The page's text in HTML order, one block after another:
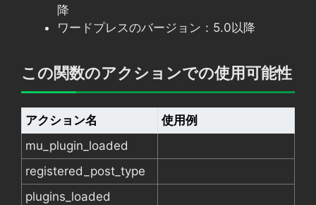
降
ワードプレスのバージョン：5.0以降
この関数のアクションでの使用可能性
アクション名
使用例
mu_plugin_loaded
registered_post_type
plugins_loaded